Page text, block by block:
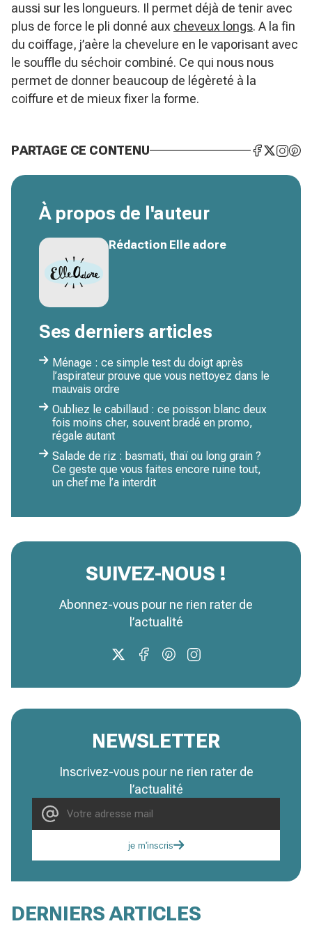
aussi sur les longueurs. Il permet déjà de tenir avec
plus de force le pli donné aux cheveux longs. A la fin
du coiffage, j’aère la chevelure en le vaporisant avec
le souffle du séchoir combiné. Ce qui nous nous
permet de donner beaucoup de légèreté à la
coiffure et de mieux fixer la forme.
PARTAGE CE CONTENU
À propos de l'auteur
Rédaction Elle adore
Ses derniers articles
Ménage : ce simple test du doigt après
l’aspirateur prouve que vous nettoyez dans le
mauvais ordre
Oubliez le cabillaud : ce poisson blanc deux
fois moins cher, souvent bradé en promo,
régale autant
Salade de riz : basmati, thaï ou long grain ?
Ce geste que vous faites encore ruine tout,
un chef me l’a interdit
SUIVEZ-NOUS !
Abonnez-vous pour ne rien rater de
l’actualité
NEWSLETTER
Inscrivez-vous pour ne rien rater de
l’actualité
je m'inscris
DERNIERS ARTICLES